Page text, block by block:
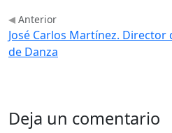
Anterior
José Carlos Martínez. Director
de Danza
Deja un comentario